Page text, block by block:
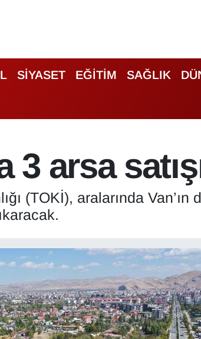
SİYASET EĞİTİM SAĞLIK
3 arsa
(TOKİ), aralarında